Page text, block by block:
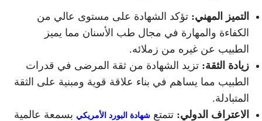
التميز المهني: تؤكد الشهادة على مستوى عالي من
الكفاءة والمهارة في مجال طب الأسنان مما يميز
الطبيب عن غيره من زملائه.
زيادة الثقة: تزيد الشهادة من ثقة المرضى في قدرات
الطبيب مما يساهم في بناء علاقة قوية ومبنية على الثقة
المتبادلة.
الاعتراف الدولي: تتمتعشهادة البورد الأمريكي بسمعة عالمية